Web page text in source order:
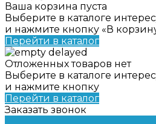
Ваша корзина пуста
Выберите в каталоге
и нажмите кнопку «В
Перейти в каталог
Отложенных товаров нет
Выберите в каталоге
и нажмите кнопку
Перейти в каталог
Заказать звонок